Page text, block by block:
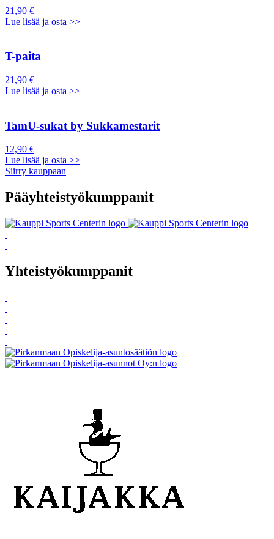
21,90 €
Lue lisää ja osta >>
T-paita
21,90 €
Lue lisää ja osta >>
TamU-sukat by Sukkamestarit
12,90 €
Lue lisää ja osta >>
Siirry kauppaan
Pääyhteistyökumppanit
Yhteistyökumppanit